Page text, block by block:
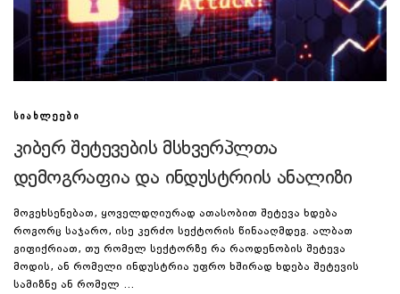
ᲡᲘᲐᲮᲚᲔᲔᲑᲘ
კიბერ შეტევების მსხვერპლთა
დემოგრაფია და ინდუსტრიის ანალიზი
მოგეხსენებათ, ყოველდღიურად ათასობით შეტევა ხდება
როგორც საჯარო, ისე კერძო სექტორის წინააღმდეგ. ალბათ
გიფიქრიათ, თუ რომელ სექტორზე რა რაოდენობის შეტევა
მოდის, ან რომელი ინდუსტრია უფრო ხშირად ხდება შეტევის
სამიზნე ან რომელ …